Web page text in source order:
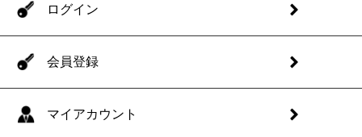
ログイン
会員登録
マイアカウント